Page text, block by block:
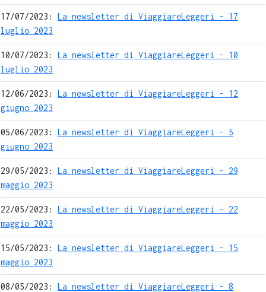
17/07/2023: La newsletter di ViaggiareLeggeri - 17
luglio 2023
10/07/2023: La newsletter di ViaggiareLeggeri - 10
luglio 2023
12/06/2023: La newsletter di ViaggiareLeggeri - 12
giugno 2023
05/06/2023: La newsletter di ViaggiareLeggeri - 5
giugno 2023
29/05/2023: La newsletter di ViaggiareLeggeri - 29
maggio 2023
22/05/2023: La newsletter di ViaggiareLeggeri - 22
maggio 2023
15/05/2023: La newsletter di ViaggiareLeggeri - 15
maggio 2023
08/05/2023: La newsletter di ViaggiareLeggeri - 8